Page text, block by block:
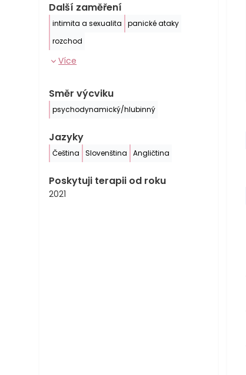
Další zaměření
intimita a sexualita
panické ataky
rozchod
Více
Směr výcviku
psychodynamický/hlubinný
Jazyky
Čeština Slovenština Angličtina
Poskytuji terapii od roku
2021